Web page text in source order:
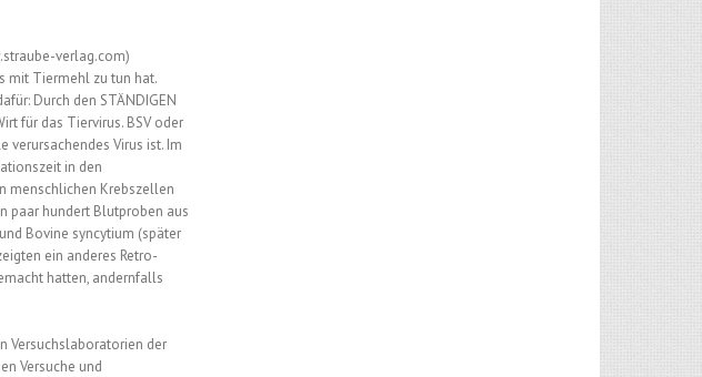
verlag.com)
mit Tiermehl zu tun hat.
Durch den STÄNDIGEN
für das Tiervirus. BSV oder
verursachendes Virus ist. Im
in den
menschlichen Krebszellen
paar hundert Blutproben aus
Bovine syncytium (später
ein anderes Retro-
hatten, andernfalls
Versuchslaboratorien der
Versuche und